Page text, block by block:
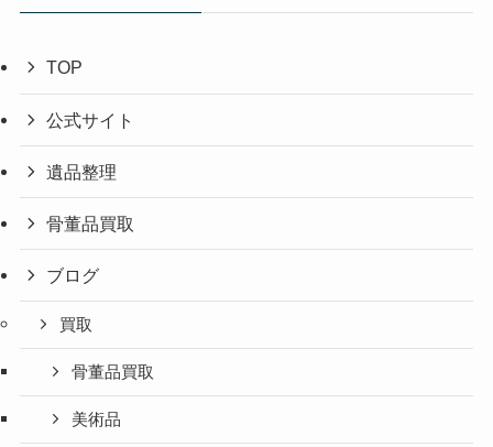
TOP
公式サイト
遺品整理
骨董品買取
ブログ
買取
骨董品買取
美術品